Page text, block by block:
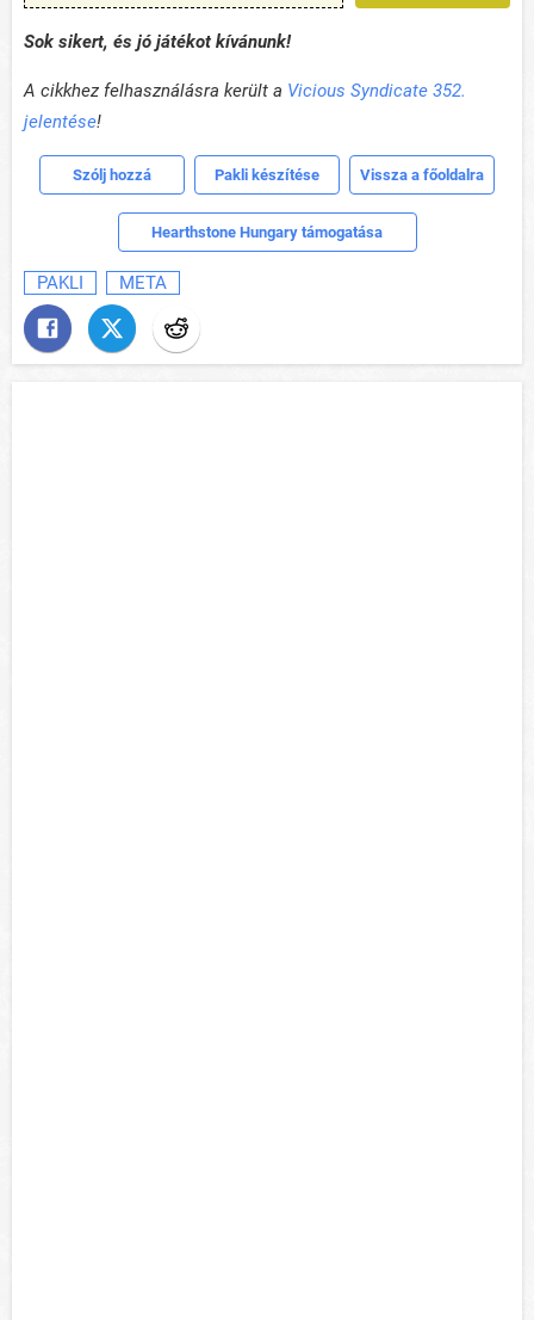
Sok sikert, és jó játékot kívánunk!
A cikkhez felhasználásra került a Vicious Syndicate 352.
jelentése!
Szólj hozzá Pakli készítése Vissza a főoldalra
Hearthstone Hungary támogatása
PAKLI META